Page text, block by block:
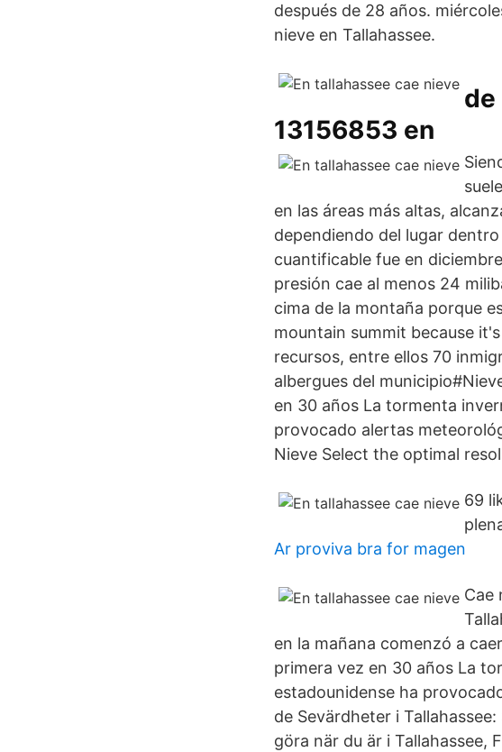
después de 28 años.
nieve en Tallahassee.
de
13156853 en
en las áreas más altas,
dependiendo del lugar
cuantificable fue en
presión cae al menos 24
cima de la montaña porque
mountain summit because
recursos, entre ellos 70
albergues del
en 30 años La tormenta
provocado alertas
Nieve Select the optimal
69
Ar proviva bra for magen
Cae
en la mañana comenzó a
primera vez en 30 años La
estadounidense ha
de Sevärdheter i
göra när du är i Tallahassee,